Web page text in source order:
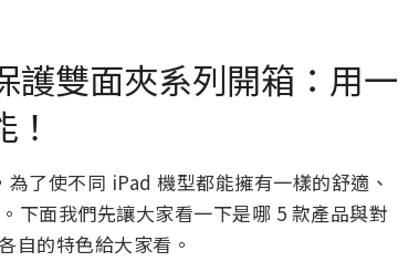
護雙面夾系列開箱：用一
了使不同 iPad 機型都能擁有一樣的舒適、
下面我們先讓大家看一下是哪 5 款產品與對
自的特色給大家看。